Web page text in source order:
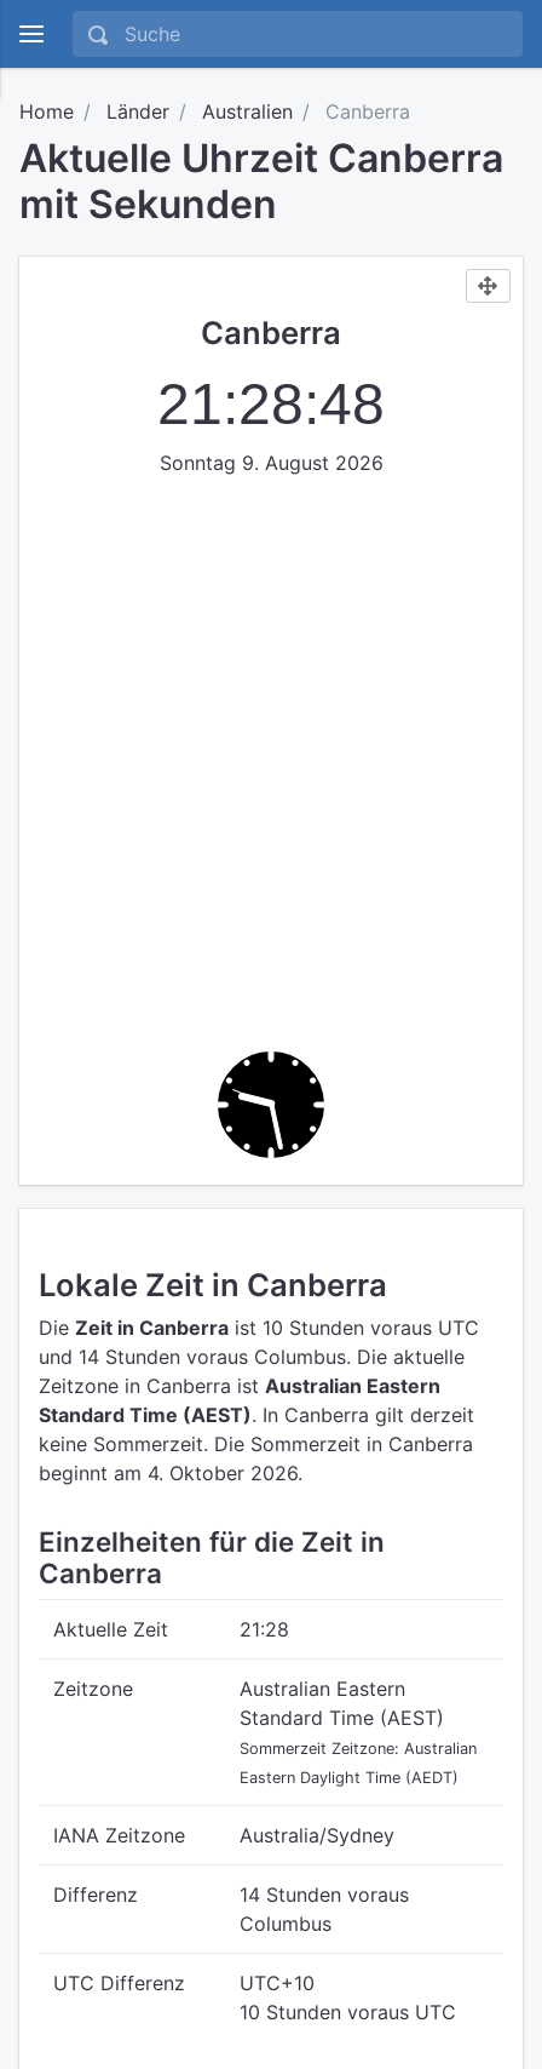
Home Länder Australien Canberra
Aktuelle Uhrzeit Canberra
mit Sekunden
Canberra
21:28:48
Sonntag 9. August 2026
Lokale Zeit in Canberra
Die Zeit in Canberra ist 10 Stunden voraus UTC
und 14 Stunden voraus Columbus. Die aktuelle
Zeitzone in Canberra ist Australian Eastern
Standard Time (AEST). In Canberra gilt derzeit
keine Sommerzeit. Die Sommerzeit in Canberra
beginnt am 4. Oktober 2026.
Einzelheiten für die Zeit in
Canberra
Aktuelle Zeit 21:28
Zeitzone
Australian Eastern
Standard Time (AEST)
Sommerzeit Zeitzone: Australian
Eastern Daylight Time (AEDT)
IANA Zeitzone Australia/Sydney
Differenz
14 Stunden voraus
Columbus
UTC Differenz
UTC+10
10 Stunden voraus UTC